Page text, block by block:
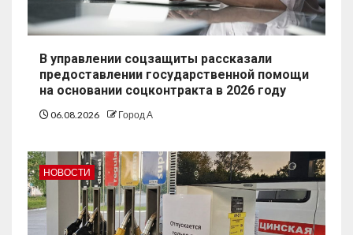
В управлении соцзащиты рассказали
предоставлении государственной помощи
на основании соцконтракта в 2026 году
06.08.2026 Город А
НОВОСТИ